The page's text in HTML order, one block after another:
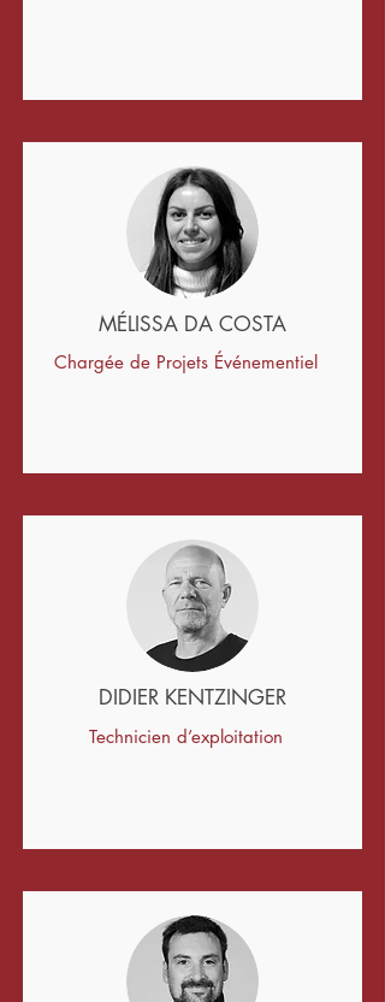
MÉLISSA DA COSTA
Chargée de Projets Événementiel
DIDIER KENTZINGER
Technicien d’exploitation